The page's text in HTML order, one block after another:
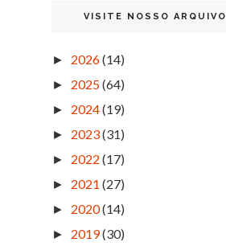
VISITE NOSSO ARQUIVO
► 2026(14)
► 2025(64)
► 2024(19)
► 2023(31)
► 2022 (17)
► 2021 (27)
► 2020(14)
► 2019(30)